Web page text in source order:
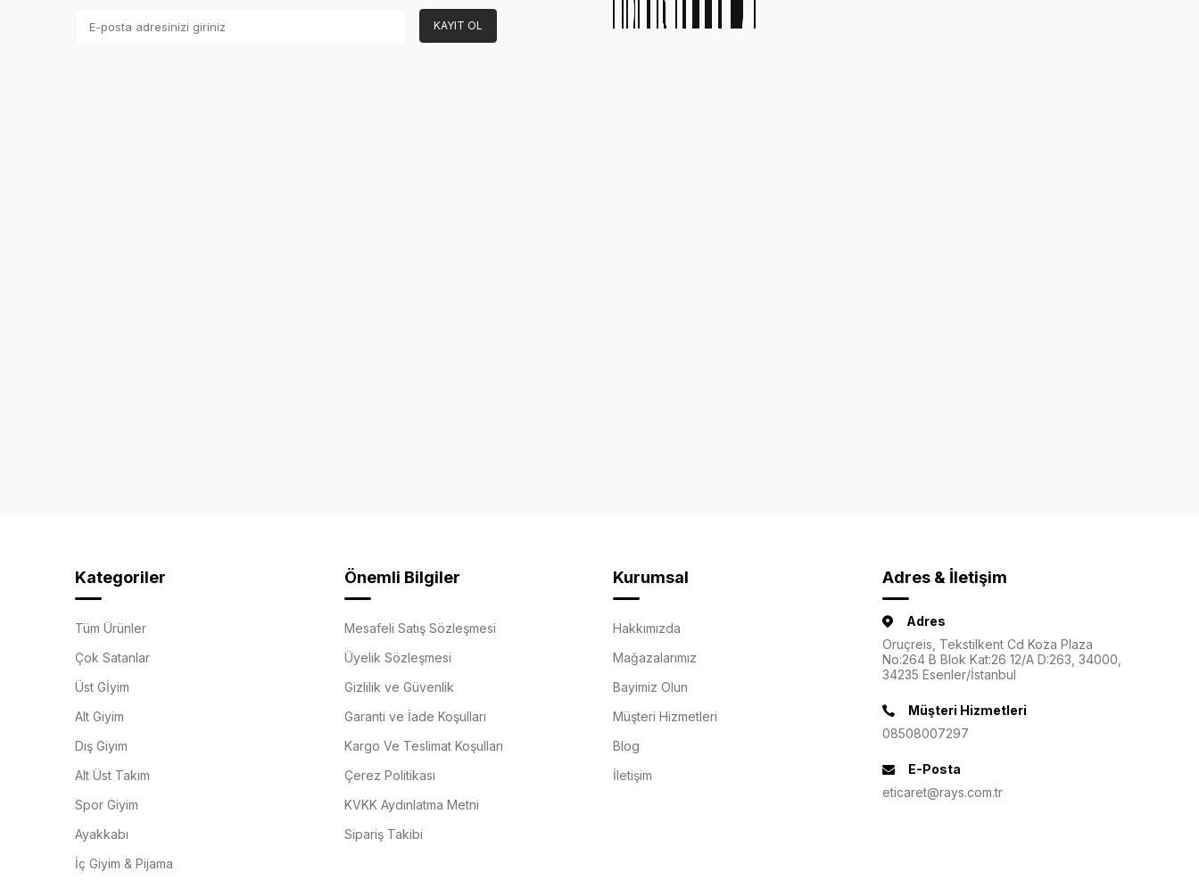
KAYIT OL
Kategoriler
Tüm Ürünler
Çok Satanlar
Üst Gİyim
Alt Giyim
Dış Giyim
Alt Üst Takım
Spor Giyim
Ayakkabı
İç Giyim & Pijama
Önemli Bilgiler
Mesafeli Satış Sözleşmesi
Üyelik Sözleşmesi
Gizlilik ve Güvenlik
Garanti ve İade Koşulları
Kargo Ve Teslimat Koşulları
Çerez Politikası
KVKK Aydınlatma Metni
Sipariş Takibi
Kurumsal
Hakkımızda
Mağazalarımız
Bayimiz Olun
Müşteri Hizmetleri
Blog
İletişim
Adres & İletişim
Adres
Oruçreis, Tekstilkent Cd Koza Plaza
No:264 B Blok Kat:26 12/A D:263, 34000,
34235 Esenler/İstanbul
Müşteri Hizmetleri
08508007297
E-Posta
eticaret@rays.com.tr